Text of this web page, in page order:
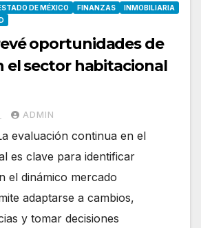
DE MÉXICO FINANZAS
INMOBILIARIA
oportunidades de
el sector habitacional
ADMIN
evaluación continua en el
es clave para identificar
el dinámico mercado
adaptarse a cambios,
y tomar decisiones